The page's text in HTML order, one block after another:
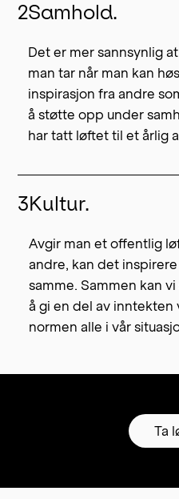
2Samhold.
Det er mer sannsynlig
man tar når man kan
inspirasjon fra andre
å støtte opp under
har tatt løftet til et årlig
3Kultur.
Avgir man et offentlig
andre, kan det
samme. Sammen kan
å gi en del av inntekten
normen alle i vår
Ta